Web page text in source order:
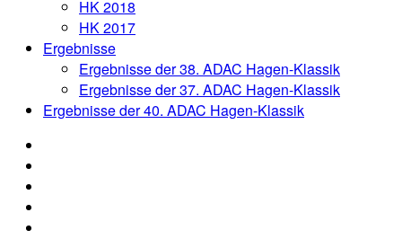
HK 2018
HK 2017
Ergebnisse
Ergebnisse der 38. ADAC Hagen-Klassik
Ergebnisse der 37. ADAC Hagen-Klassik
Ergebnisse der 40. ADAC Hagen-Klassik